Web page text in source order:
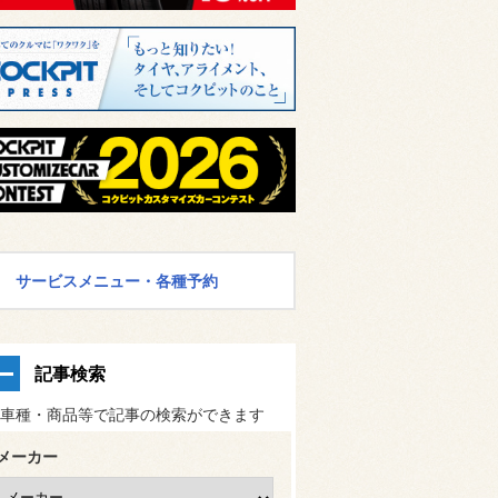
サービスメニュー・各種予約
記事検索
種・商品等で記事の検索ができます
ーカー